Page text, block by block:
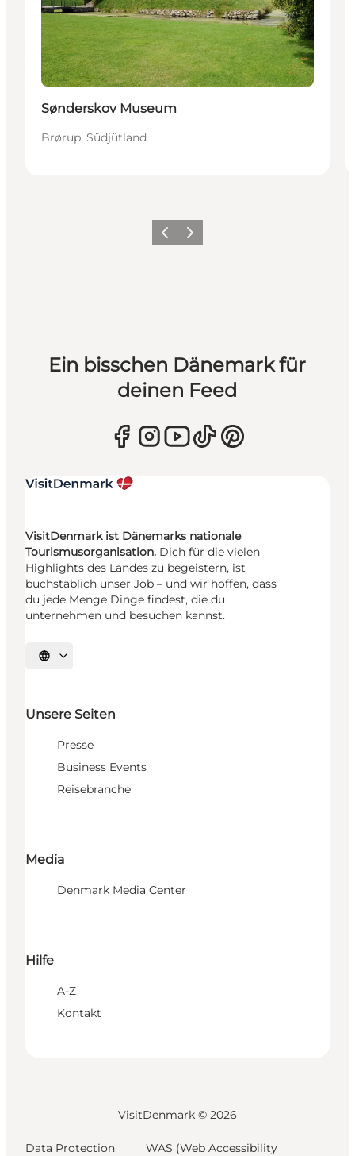
Sønderskov Museum
Brørup, Südjütland
ZurückWeiter
Ein bisschen Dänemark für
deinen Feed
VisitDenmark ist Dänemarks nationale
Tourismusorganisation. Dich für die vielen
Highlights des Landes zu begeistern, ist
buchstäblich unser Job – und wir hoffen, dass
du jede Menge Dinge findest, die du
unternehmen und besuchen kannst.
Sprache auswählen
Unsere Seiten
Presse
Business Events
Reisebranche
Media
Denmark Media Center
Hilfe
A-Z
Kontakt
VisitDenmark © 2026
Data Protection WAS (Web Accessibility